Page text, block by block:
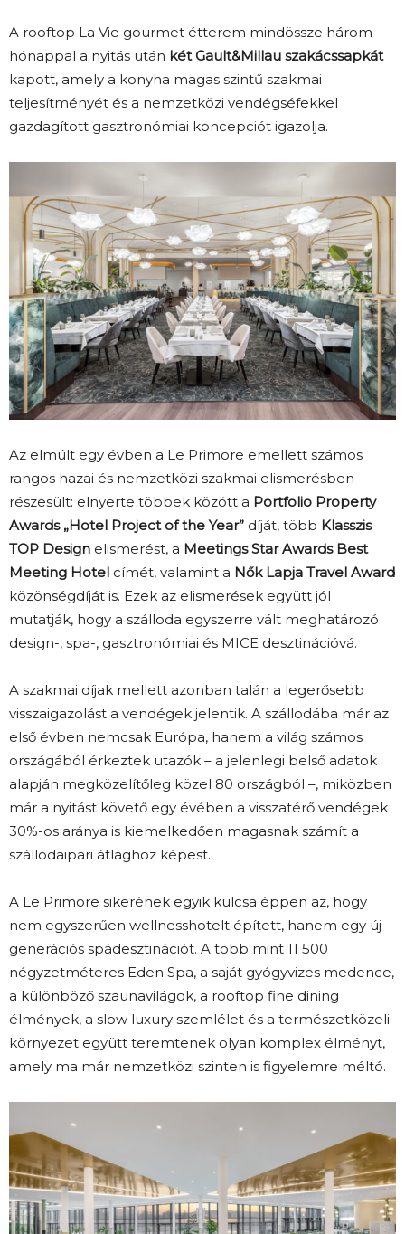
A rooftop La Vie gourmet étterem mindössze három
hónappal a nyitás után két Gault&Millau szakácssapkát
kapott, amely a konyha magas szintű szakmai
teljesítményét és a nemzetközi vendégséfekkel
gazdagított gasztronómiai koncepciót igazolja.
Az elmúlt egy évben a Le Primore emellett számos
rangos hazai és nemzetközi szakmai elismerésben
részesült: elnyerte többek között a Portfolio Property
Awards „Hotel Project of the Year” díját, több Klasszis
TOP Design elismerést, a Meetings Star Awards Best
Meeting Hotel címét, valamint a Nők Lapja Travel Award
közönségdíját is. Ezek az elismerések együtt jól
mutatják, hogy a szálloda egyszerre vált meghatározó
design-, spa-, gasztronómiai és MICE desztinációvá.
A szakmai díjak mellett azonban talán a legerősebb
visszaigazolást a vendégek jelentik. A szállodába már az
első évben nemcsak Európa, hanem a világ számos
országából érkeztek utazók – a jelenlegi belső adatok
alapján megközelítőleg közel 80 országból –, miközben
már a nyitást követő egy évében a visszatérő vendégek
30%-os aránya is kiemelkedően magasnak számít a
szállodaipari átlaghoz képest.
A Le Primore sikerének egyik kulcsa éppen az, hogy
nem egyszerűen wellnesshotelt épített, hanem egy új
generációs spádesztinációt. A több mint 11 500
négyzetméteres Eden Spa, a saját gyógyvizes medence,
a különböző szaunavilágok, a rooftop fine dining
élmények, a slow luxury szemlélet és a természetközeli
környezet együtt teremtenek olyan komplex élményt,
amely ma már nemzetközi szinten is figyelemre méltó.